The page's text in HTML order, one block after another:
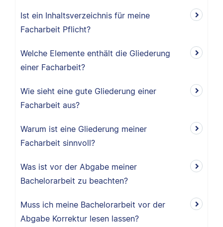
Ist ein Inhaltsverzeichnis für meine
Facharbeit Pflicht?
Welche Elemente enthält die Gliederung
einer Facharbeit?
Wie sieht eine gute Gliederung einer
Facharbeit aus?
Warum ist eine Gliederung meiner
Facharbeit sinnvoll?
Was ist vor der Abgabe meiner
Bachelorarbeit zu beachten?
Muss ich meine Bachelorarbeit vor der
Abgabe Korrektur lesen lassen?